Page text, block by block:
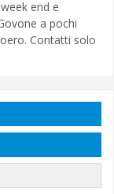
end e
a pochi
Contatti solo